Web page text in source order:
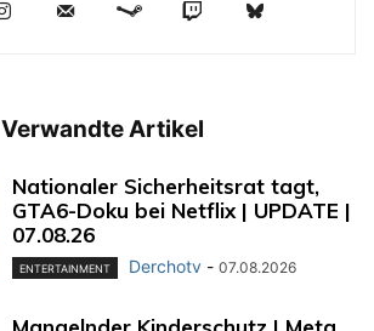
Verwandte Artikel
Nationaler Sicherheitsrat tagt,
GTA6-Doku bei Netflix | UPDATE |
07.08.26
ENTERTAINMENT Derchotv - 07.08.2026